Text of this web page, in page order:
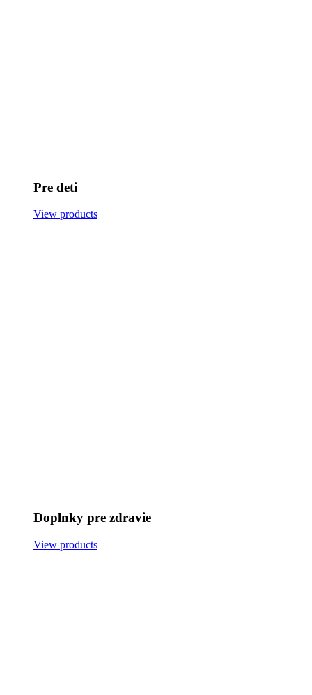
Pre deti
View products
Doplnky pre zdravie
View products